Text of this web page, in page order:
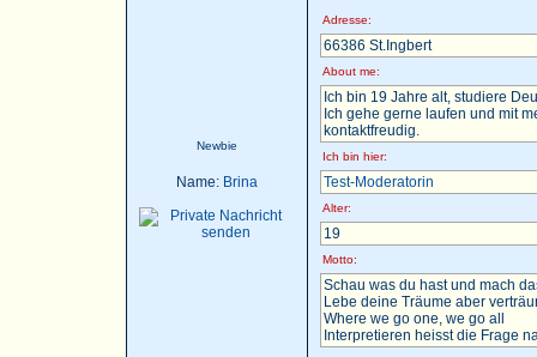
Newbie
Name: Brina
Adresse:
66386 St.Ingbert
About me:
Ich bin 19 Jahre alt, studiere
Ich gehe gerne laufen und mit
kontaktfreudig.
Ich bin hier:
Test-Moderatorin
Alter:
19
Motto:
Schau was du hast und mach
Lebe deine Träume aber
Where we go one, we go all
Interpretieren heisst die Frage